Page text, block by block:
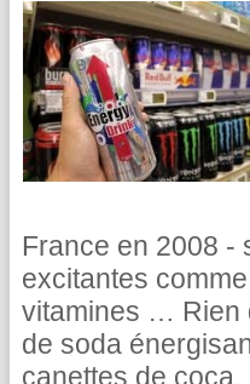
France en 2008 -
excitantes
vitamines … Rien
de soda
canettes de coca.